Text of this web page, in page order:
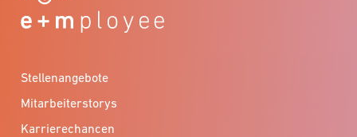
Stellenangebote
Mitarbeiterstorys
Karrierechancen